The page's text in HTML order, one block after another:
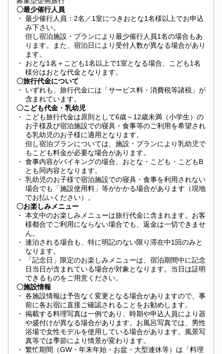
〇最少催行人員
・ 最少催行人員：2名／1室につきおとな1名様以上でお申込
み下さい。
但し宿泊施設・プランにより最少催行人員1名の場合もあ
ります。また、宿泊日により受付人数が異なる場合があり
ます。
・
おとな1名＋こども1名以上で1室となる場合、こども1名
様分はおとな代金となります。
〇旅行代金について
・
いずれも、旅行代金には「サービス料・消費税等諸税」が
含まれています。
〇こども代金・乳幼児
・
こども旅行代金は原則として6歳～12歳未満（小学生）の
お子様及び宿泊施設での寝具・食事等のご利用を希望され
る乳幼児のお子様に適用となります。
但し宿泊プランについては、施設・プランにより乳幼児で
もこども料金が必要な場合があります。
・ 食事内容がバイキングの場合、おとな・こども・こどもB
とも同内容となります。
・ 乳幼児のお子様で宿泊施設での寝具・食事を利用されない
場合でも「施設使用料」等がかかる場合があります（現地
でお払いください）。
〇お楽しみメニュー
・ 本文中のお楽しみメニューは旅行代金に含まれます。お客
様都合でご利用にならない場合でも、返金は一切できませ
ん。
・ 連泊される場合も、特に明記のない限り滞在中1回のみと
なります。
・
「記念日」限定のお楽しみメニューは、宿泊期間中に記念
日当日が含まれている場合が対象となります。当日は証明
できるものをご用意ください。
〇施設情報
・ 各施設情報は予告なく変更となる場合がありますので、事
前に各お宿に直接ご確認されることをお勧めします。
・ 掲載する料理写真は一例であり、時期や申込人員により器
や盛付けが異なる場合があります。お風呂写真では、男性
浴場で女性モデルを使用している場合があります。風景写
真等では季節により情景が変わります。
・ 繁忙期間（GW・年末年始・お盆・大型連休等）は「料理